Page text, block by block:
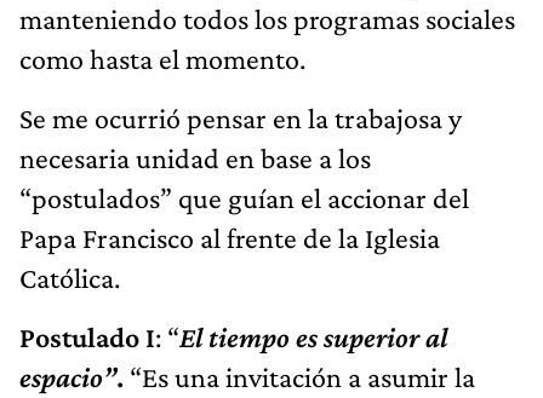
manteniendo todos los programas sociales
como hasta el momento.
Se me ocurrió pensar en la trabajosa y
necesaria unidad en base a los
“postulados” que guían el accionar del
Papa Francisco al frente de la Iglesia
Católica.
Postulado I: “El tiempo es superior al
espacio”. “Es una invitación a asumir la